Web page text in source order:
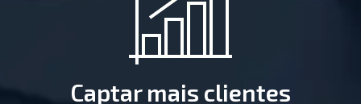
Captar mais clientes